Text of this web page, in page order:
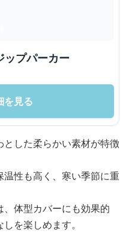
ップパーカー
を見る
した柔らかい素材が特徴
性も高く、寒い季節に重
体型カバーにも効果的
を楽しめます。